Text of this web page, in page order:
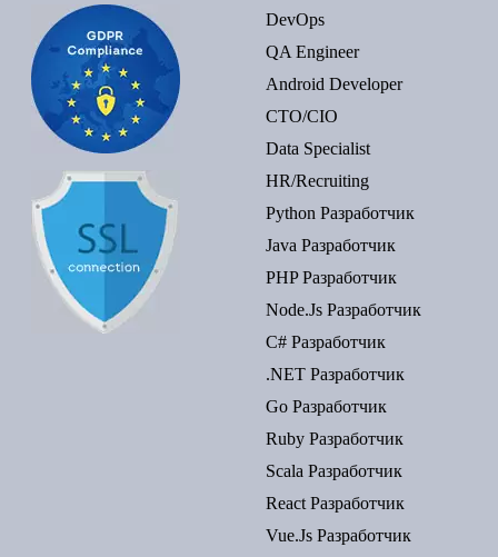
DevOps
QA Engineer
Android Developer
CTO/CIO
Data Specialist
HR/Recruiting
Python Разработчик
Java Разработчик
PHP Разработчик
Node.js Разработчик
C# Разработчик
.NET Разработчик
Go Разработчик
Ruby Разработчик
Scala Разработчик
React Разработчик
Vue.js Разработчик